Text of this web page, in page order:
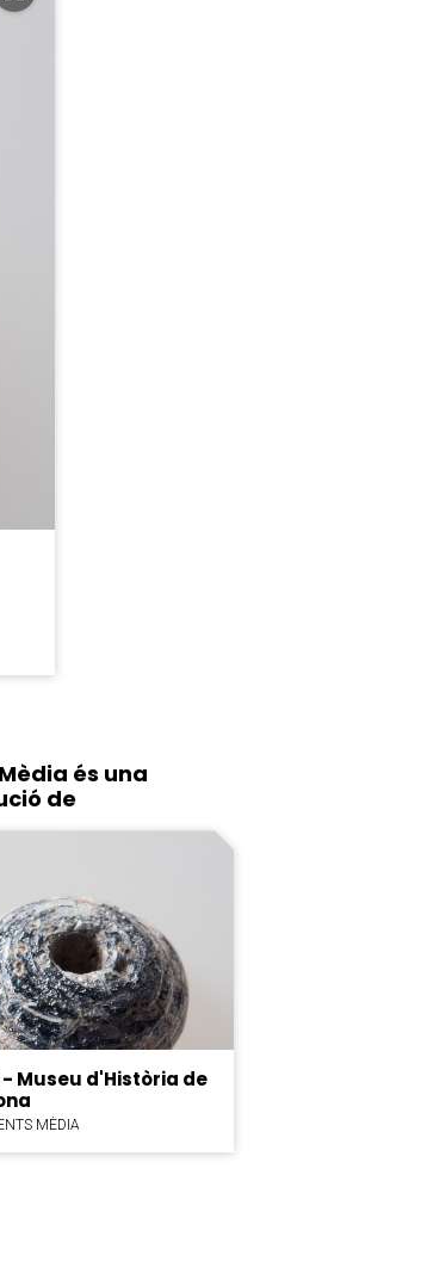
és una
de
- Museu d'Història de
MÈDIA